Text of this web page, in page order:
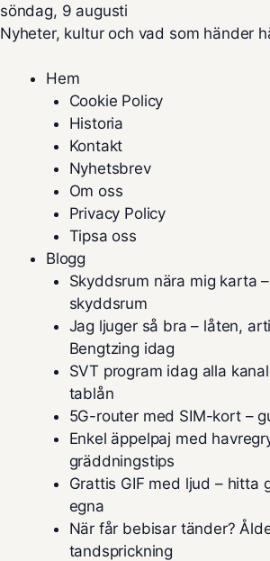
söndag, 9 augusti
Nyheter, kultur och vad som händer
Hem
Cookie Policy
Historia
Kontakt
Nyhetsbrev
Om oss
Privacy Policy
Tipsa oss
Blogg
Skyddsrum nära mig karta
skyddsrum
Jag ljuger så bra – låten,
Bengtzing idag
SVT program idag alla
tablån
5G-router med SIM-kort –
Enkel äppelpaj med
gräddningstips
Grattis GIF med ljud – hitta
egna
När får bebisar tänder?
tandsprickning